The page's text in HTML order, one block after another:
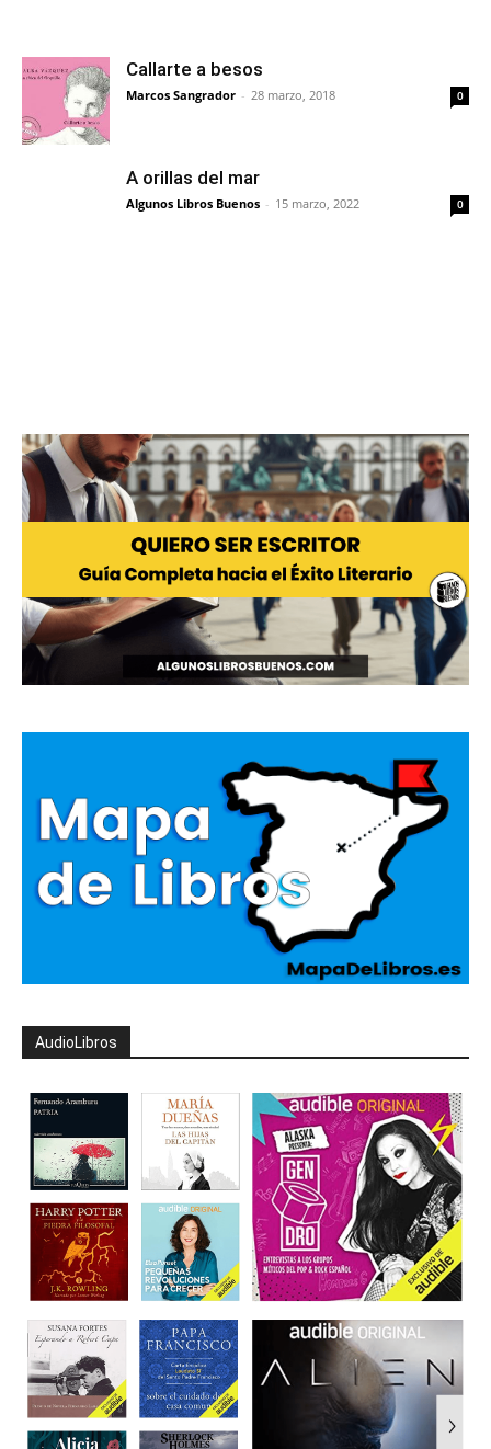
Callarte a besos
Marcos Sangrador - 28 marzo, 2018 0
A orillas del mar
Algunos Libros Buenos - 15 marzo, 2022 0
AudioLibros